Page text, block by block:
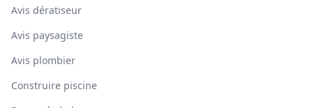
Avis dératiseur
Avis paysagiste
Avis plombier
Construire piscine